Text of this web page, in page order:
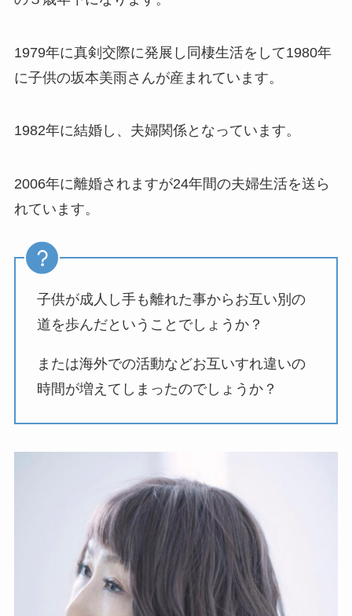
1979年に真剣交際に発展し同棲生活をして1980年
に子供の坂本美雨さんが産まれています。
1982年に結婚し、夫婦関係となっています。
2006年に離婚されますが24年間の夫婦生活を送ら
れています。
子供が成人し手も離れた事からお互い別の
道を歩んだということでしょうか？
または海外での活動などお互いすれ違いの
時間が増えてしまったのでしょうか？